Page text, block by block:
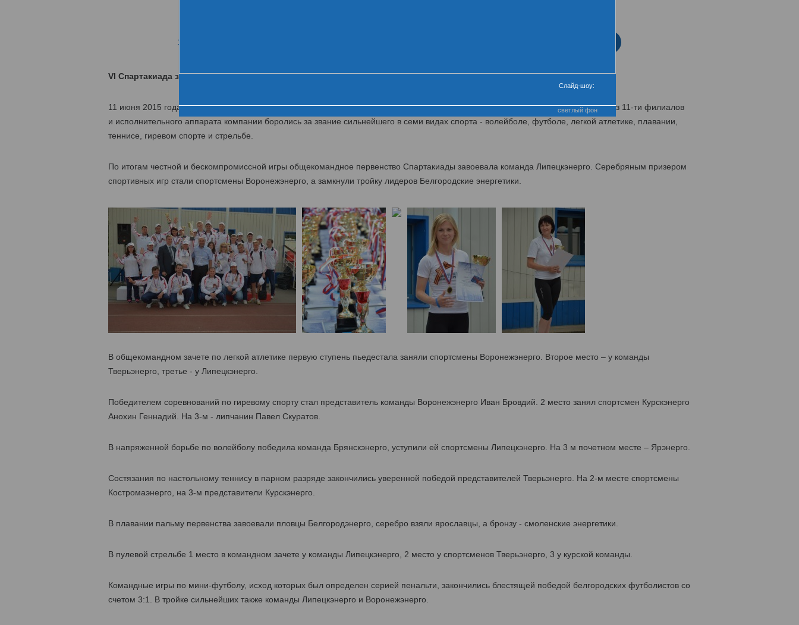
За день до старта
VI Спартакиада завершилась победой липецких энергетиков МРСК Центра
11 июня 2015 года завершилась VI Спартакиада энергетиков МРСК Центра. В течение двух дней 500 спортсменов-энергетиков из 11-ти филиалов
и исполнительного аппарата компании боролись за звание сильнейшего в семи видах спорта - волейболе, футболе, легкой атлетике, плавании,
теннисе, гиревом спорте и стрельбе.
По итогам честной и бескомпромиссной игры общекомандное первенство Спартакиады завоевала команда Липецкэнерго. Серебряным призером
спортивных игр стали спортсмены Воронежэнерго, а замкнули тройку лидеров Белгородские энергетики.
В общекомандном зачете по легкой атлетике первую ступень пьедестала заняли спортсмены Воронежэнерго. Второе место – у команды
Тверьэнерго, третье - у Липецкэнерго.
Победителем соревнований по гиревому спорту стал представитель команды Воронежэнерго Иван Бровдий. 2 место занял спортсмен Курскэнерго
Анохин Геннадий. На 3-м - липчанин Павел Скуратов.
В напряженной борьбе по волейболу победила команда Брянскэнерго, уступили ей спортсмены Липецкэнерго. На 3 м почетном месте – Ярэнерго.
Состязания по настольному теннису в парном разряде закончились уверенной победой представителей Тверьэнерго. На 2-м месте спортсмены
Костромаэнерго, на 3-м представители Курскэнерго.
В плавании пальму первенства завоевали пловцы Белгородэнерго, серебро взяли ярославцы, а бронзу - смоленские энергетики.
В пулевой стрельбе 1 место в командном зачете у команды Липецкэнерго, 2 место у спортсменов Тверьэнерго, 3 у курской команды.
Командные игры по мини-футболу, исход которых был определен серией пенальти, закончились блестящей победой белгородских футболистов со
счетом 3:1. В тройке сильнейших также команды Липецкэнерго и Воронежэнерго.
Слайд-шоу:
светлый фон